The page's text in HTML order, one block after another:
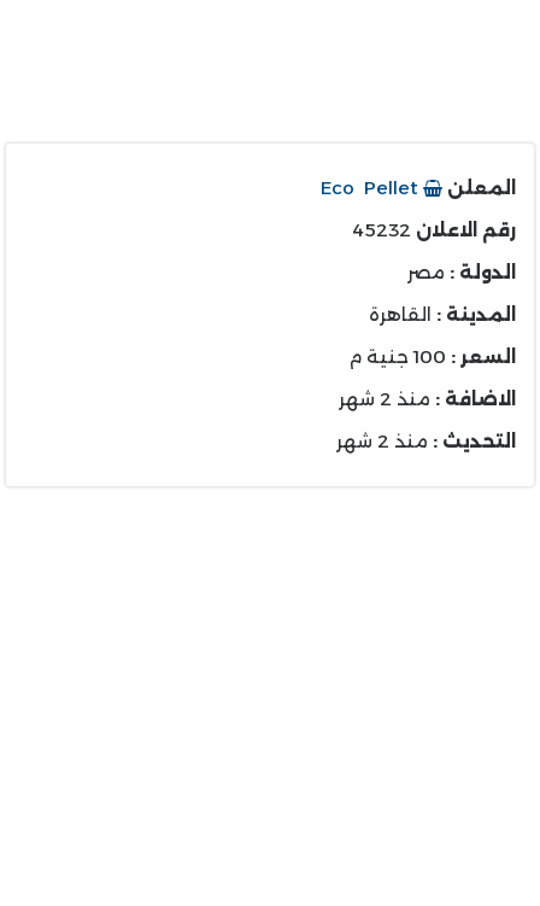
المعلن
رقم الاعلان 45232
الدولة : مصر
المدينة : القاهرة
السعر : 100 جنية م
الاضافة : منذ 2 شهر
التحديث : منذ 2 شهر